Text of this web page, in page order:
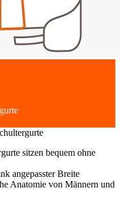
sitzen bequem ohne
angepasster Breite
Anatomie von Männern und